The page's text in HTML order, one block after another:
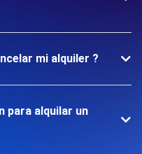
mi alquiler ?
para alquilar un